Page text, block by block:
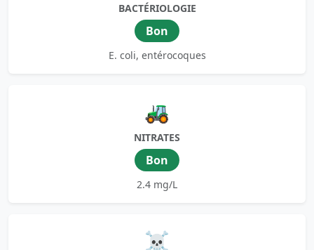
BACTÉRIOLOGIE
Bon
E. coli, entérocoques
🚜
NITRATES
Bon
2.4 mg/L
☠️